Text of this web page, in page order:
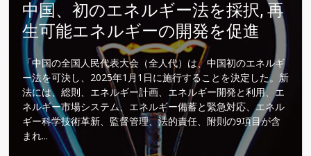
中国、初のエネルギー法を採択, 再
生可能エネルギーの開発を促進
「中国の全国人民代表大会（全人代）は、中国初のエネルギ
ー法を可決し、2025年1月1日に施行することを決定した。新
法には、総則、エネルギー計画、エネルギー開発と利用、エ
ネルギー市場システム、エネルギー備蓄と緊急対応、エネル
ギー科学技術革新、監督管理、法的責任、附則の9項目が含
まれ...